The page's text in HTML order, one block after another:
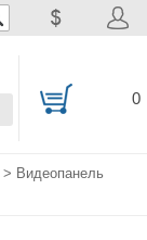
0
> Видеопанель